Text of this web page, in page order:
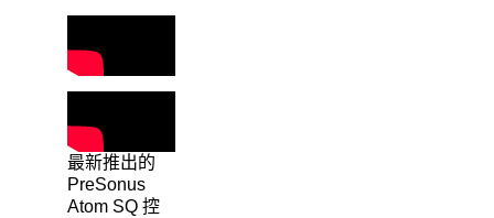
最新推出的
PreSonus
Atom SQ 控